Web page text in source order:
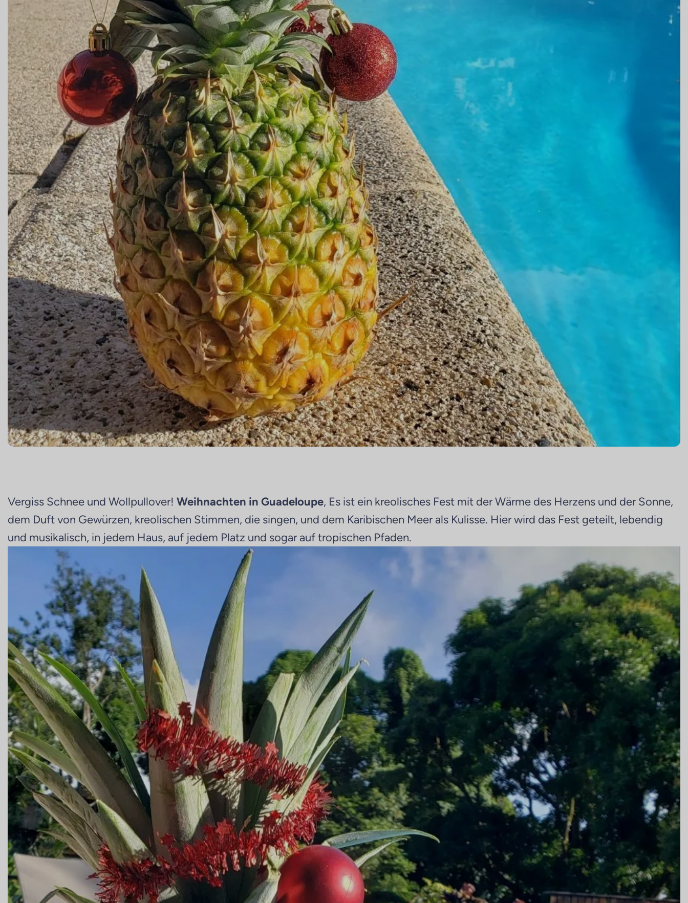
Vergiss Schnee und Wollpullover! Weihnachten in Guadeloupe, Es ist ein kreolisches Fest mit der Wärme des Herzens und der Sonne,
dem Duft von Gewürzen, kreolischen Stimmen, die singen, und dem Karibischen Meer als Kulisse. Hier wird das Fest geteilt, lebendig
und musikalisch, in jedem Haus, auf jedem Platz und sogar auf tropischen Pfaden.